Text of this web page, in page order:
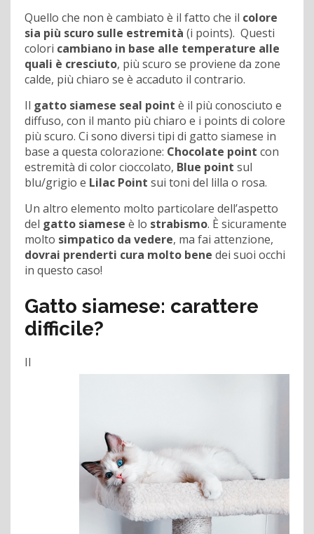
Quello che non è cambiato è il fatto che il colore
sia più scuro sulle estremità (i points). Questi
colori cambiano in base alle temperature alle
quali è cresciuto, più scuro se proviene da zone
calde, più chiaro se è accaduto il contrario.
Il gatto siamese seal point è il più conosciuto e
diffuso, con il manto più chiaro e i points di colore
più scuro. Ci sono diversi tipi di gatto siamese in
base a questa colorazione: Chocolate point con
estremità di color cioccolato, Blue point sul
blu/grigio e Lilac Point sui toni del lilla o rosa.
Un altro elemento molto particolare dell’aspetto
del gatto siamese è lo strabismo. È sicuramente
molto simpatico da vedere, ma fai attenzione,
dovrai prenderti cura molto bene dei suoi occhi
in questo caso!
Gatto siamese: carattere
difficile?
Il